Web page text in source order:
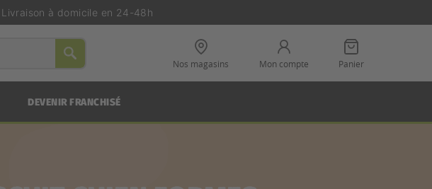
à domicile en 24-48h
DEVENIR FRANCHISÉ
Nos magasins Mon compte Panier